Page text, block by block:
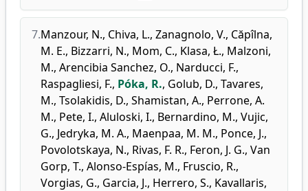
7.Manzour, N., Chiva, L., Zanagnolo, V., Căpîlna,
M. E., Bizzarri, N., Mom, C., Klasa, Ł., Malzoni,
M., Arencibia Sanchez, O., Narducci, F.,
Raspagliesi, F., Póka, R., Golub, D., Tavares,
M., Tsolakidis, D., Shamistan, A., Perrone, A.
M., Pete, I., Aluloski, I., Bernardino, M., Vujic,
G., Jedryka, M. A., Maenpaa, M. M., Ponce, J.,
Povolotskaya, N., Rivas, F. R., Feron, J. G., Van
Gorp, T., Alonso-Espías, M., Fruscio, R.,
Vorgias, G., Garcia, J., Herrero, S., Kavallaris,